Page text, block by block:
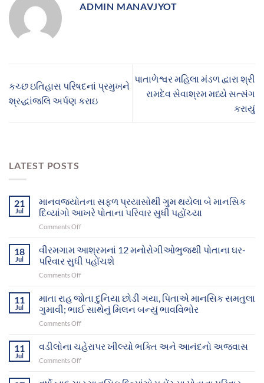
ADMIN MANAVJYOT
કચ્છ ઇતિહાસ પરિષદનાં પ્રમુખને
શ્રદ્ધાંજલિ અર્પણ કરાઇ
પાતાળેશ્વર મહિલા મંડળ દ્વારા શ્રી
રામદેવ સેવાશ્રમ મધ્યે સત્સંગ
કરાયું
LATEST POSTS
21
Jul
માનવજ્યોતના સફળ પ્રયાસોથી ગુમ થયેલા બે માનસિક
દિવ્યાંગો આખરે પોતાના પરિવાર સુધી પહોંચ્યા
Comments Offon
સફળ
પ્રયાસોથી
ગુમ
થયેલા
માનસિક
દિવ્યાંગો
સુધી
18
Jul
વીરમગામ આશ્રમનાં 12 મનોરોગીઓભુજથી પોતાના ઘર-
પરિવાર સુધી પહોંચશે
Comments Offon
આશ્રમનાં
12
મનોરોગીઓભુજથી
પોતાના
પરિવાર
11
Jul
માતા રાહ જોતા દુનિયા છોડી ગયા, પિતાએ માનસિક સમતુલા
ગુમાવી; ભાઈ સાથેનું મિલન બન્યું ભાવવિભોર
Comments Offon
રાહ
જોતા
11
Jul
વડીલોના ચહેરાપર ખીલ્યો ભક્તિ અને આનંદનો અજવાસ
Comments Offon
ચહેરાપર